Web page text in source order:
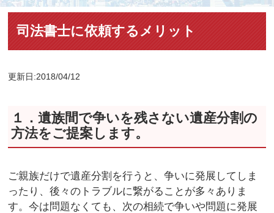
司法書士に依頼するメリット
更新日:2018/04/12
１．遺族間で争いを残さない遺産分割の
方法をご提案します。
ご親族だけで遺産分割を行うと、争いに発展してしま
ったり、後々のトラブルに繋がることが多々ありま
す。今は問題なくても、次の相続で争いや問題に発展